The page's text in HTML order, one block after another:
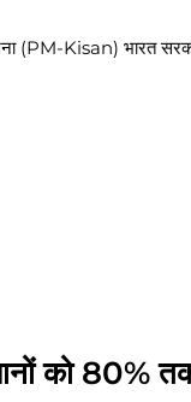
Kisan) भारत सरकार
को 80% तक